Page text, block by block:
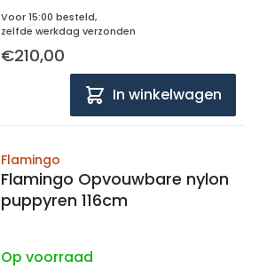
Voor 15:00 besteld,
zelfde werkdag verzonden
€210,00
In winkelwagen
Flamingo
Flamingo Opvouwbare nylon
puppyren 116cm
Op voorraad